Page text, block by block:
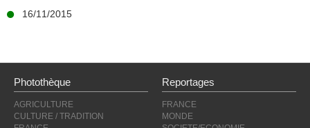
16/11/2015
Photothèque
AGRICULTURE
CULTURE / TRADITION
Reportages
FRANCE
MONDE